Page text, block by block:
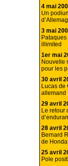
4 mai
Un
3 mai
illimited
1er mai
Nouvelle
pour les
30 avril
Lucas de
allemand
29 avril
Le retour
28 avril
Bernard
de
25 avril
Pole